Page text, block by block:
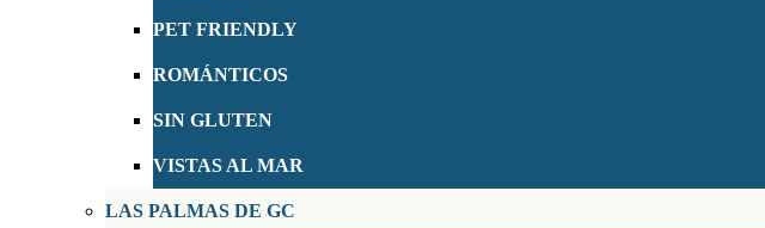
PET FRIENDLY
ROMÁNTICOS
SIN GLUTEN
VISTAS AL MAR
LAS PALMAS DE GC